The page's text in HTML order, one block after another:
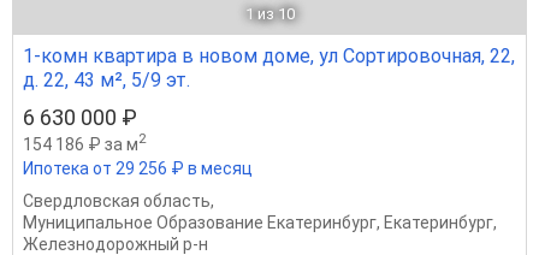
1 из 10
1-комн квартира в новом доме, ул Сортировочная, 22,
д. 22, 43 м², 5/9 эт.
6 630 000 ₽
154 186 ₽ за м2
Ипотека от 29 256 ₽ в месяц
Свердловская область,
Муниципальное Образование Екатеринбург, Екатеринбург,
Железнодорожный р-н